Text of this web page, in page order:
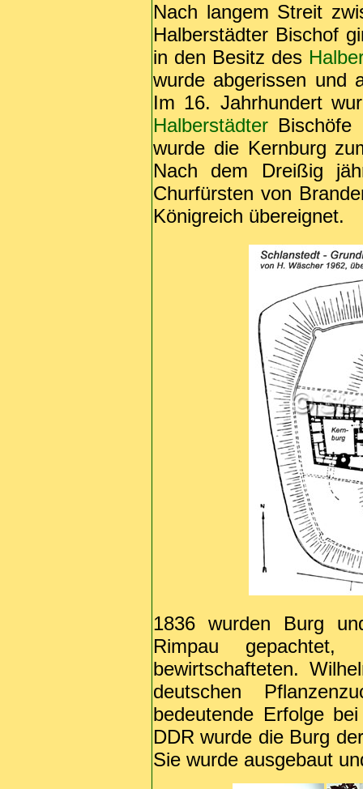
Nach langem Streit
Halberstädter Bischof
in den Besitz des
wurde abgerissen und
Im 16. Jahrhundert
Halberstädter
wurde die Kernburg
Nach dem Dreißig
Churfürsten von
Königreich übereignet.
1836 wurden Burg
Rimpau
bewirtschafteten.
deutschen
bedeutende Erfolge
DDR wurde die Burg
Sie wurde ausgebaut